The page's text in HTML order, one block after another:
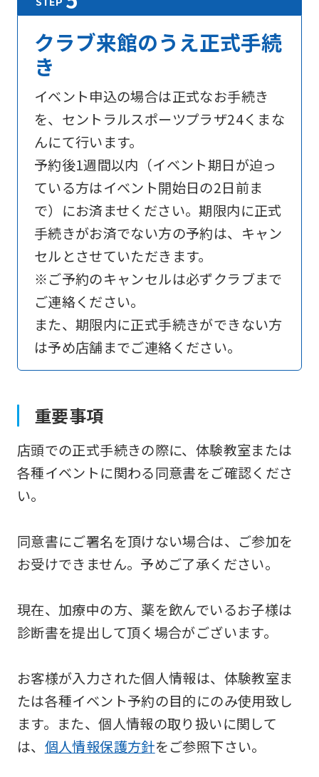
クラブ来館のうえ正式手続
き
イベント申込の場合は正式なお手続き
を、セントラルスポーツプラザ24くまな
んにて行います。
予約後1週間以内（イベント期日が迫っ
ている方はイベント開始日の2日前ま
で）にお済ませください。期限内に正式
手続きがお済でない方の予約は、キャン
セルとさせていただきます。
※ご予約のキャンセルは必ずクラブまで
ご連絡ください。
また、期限内に正式手続きができない方
は予め店舗までご連絡ください。
重要事項
店頭での正式手続きの際に、体験教室または
各種イベントに関わる同意書をご確認くださ
い。
同意書にご署名を頂けない場合は、ご参加を
お受けできません。予めご了承ください。
現在、加療中の方、薬を飲んでいるお子様は
診断書を提出して頂く場合がございます。
お客様が入力された個人情報は、体験教室ま
たは各種イベント予約の目的にのみ使用致し
ます。また、個人情報の取り扱いに関して
は、 個人情報保護方針をご参照下さい。